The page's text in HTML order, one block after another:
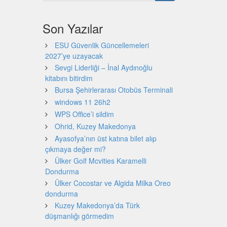
Son Yazılar
ESU Güvenlik Güncellemeleri
2027’ye uzayacak
Sevgi Liderliği – İnal Aydınoğlu
kitabını bitirdim
Bursa Şehirlerarası Otobüs Terminali
windows 11 26h2
WPS Office’i sildim
Ohrid, Kuzey Makedonya
Ayasofya’nın üst katına bilet alıp
çıkmaya değer mi?
Ülker Golf Mcvities Karamelli
Dondurma
Ülker Cocostar ve Algida Milka Oreo
dondurma
Kuzey Makedonya’da Türk
düşmanlığı görmedim